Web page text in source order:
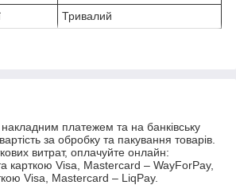
Тривалий
платежем та на банківську
за обробку та пакування товарів.
витрат, оплачуйте онлайн:
карткою Visa, Mastercard – WayForPay,
Visa, Mastercard – LiqPay.